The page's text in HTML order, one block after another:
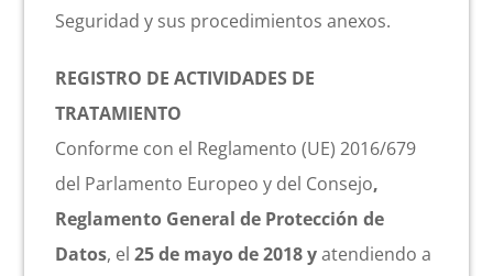
Seguridad y sus procedimientos anexos.
REGISTRO DE ACTIVIDADES DE
TRATAMIENTO
Conforme con el Reglamento (UE) 2016/679
del Parlamento Europeo y del Consejo,
Reglamento General de Protección de
Datos, el 25 de mayo de2018 yatendiendo a